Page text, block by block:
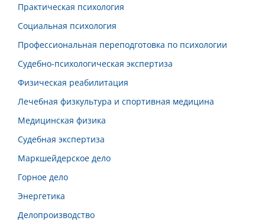
Практическая психология
Социальная психология
Профессиональная переподготовка по психологии
Судебно-психологическая экспертиза
Физическая реабилитация
Лечебная физкультура и спортивная медицина
Медицинская физика
Судебная экспертиза
Маркшейдерское дело
Горное дело
Энергетика
Делопроизводство